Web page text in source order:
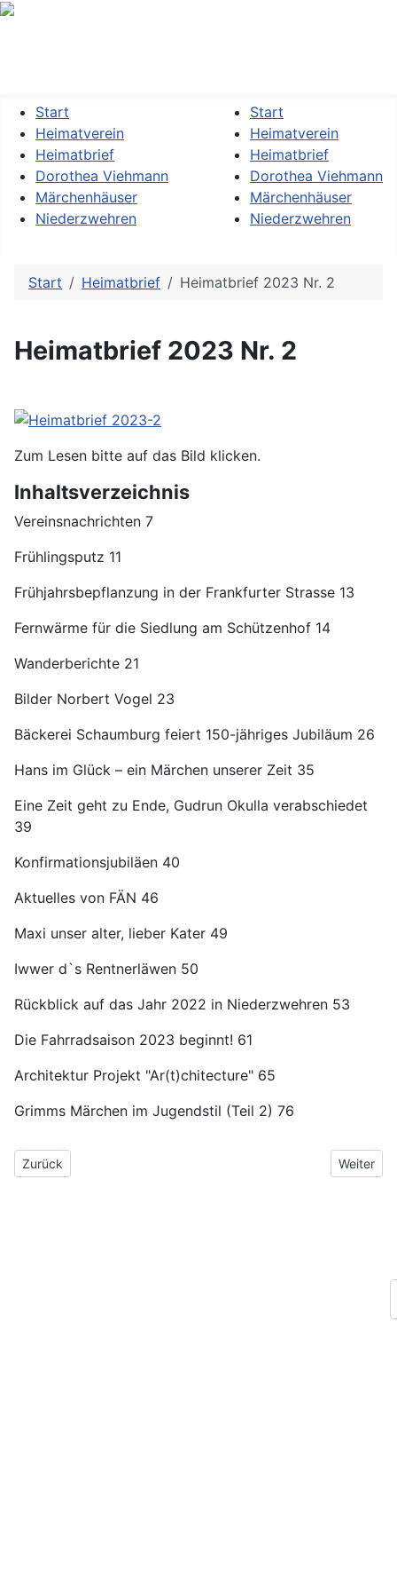
Start
Heimatverein
Heimatbrief
Dorothea Viehmann
Märchenhäuser
Niederzwehren
Start
Heimatverein
Heimatbrief
Dorothea Viehmann
Märchenhäuser
Niederzwehren
Start Heimatbrief Heimatbrief 2023 Nr. 2
Heimatbrief 2023 Nr. 2
Zum Lesen bitte auf das Bild klicken.
Inhaltsverzeichnis
Vereinsnachrichten 7
Frühlingsputz 11
Frühjahrsbepflanzung in der Frankfurter Strasse 13
Fernwärme für die Siedlung am Schützenhof 14
Wanderberichte 21
Bilder Norbert Vogel 23
Bäckerei Schaumburg feiert 150-jähriges Jubiläum 26
Hans im Glück – ein Märchen unserer Zeit 35
Eine Zeit geht zu Ende, Gudrun Okulla verabschiedet
39
Konfirmationsjubiläen 40
Aktuelles von FÄN 46
Maxi unser alter, lieber Kater 49
Iwwer d`s Rentnerläwen 50
Rückblick auf das Jahr 2022 in Niederzwehren 53
Die Fahrradsaison 2023 beginnt! 61
Architektur Projekt "Ar(t)chitecture" 65
Grimms Märchen im Jugendstil (Teil 2) 76
Vorheriger Beitrag: Heimatbrief 2023 Nr. 3
Zurück Nächster
Weiter